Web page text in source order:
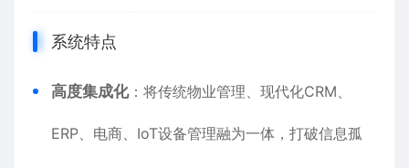
系统特点
高度集成化：将传统物业管理、现代化CRM、
ERP、电商、IoT设备管理融为一体，打破信息孤